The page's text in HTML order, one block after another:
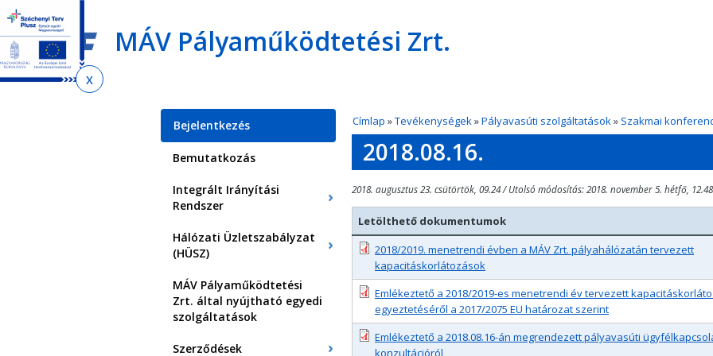
Ugrás
az
almenühöz
Ugrás
tartalomra
Ugrás
az
oldaltérképre
MÁV Pályaműködtetési Zrt.
hely
Címlap »Tevékenységek»Pályavasúti szolgáltatások» Szakmai
Bejelentkezés
Bemutatkozás
Integrált Irányítási
Rendszer
Hálózati Üzletszabályzat
(HÜSZ)
MÁV Pályaműködtetési
Zrt. által nyújtható egyedi
szolgáltatások
Szerződések
2018.08.16.
2018. augusztus 23. csütörtök, 09.24 / Utolsó módosítás: 2018. november 5. hétfő, 12.48
Letölthető dokumentumok
2018/2019. menetrendi évben a MÁV Zrt. pályahálózatán tervezett
kapacitáskorlátozások
Emlékeztető a 2018/2019-es menetrendi év tervezett
egyeztetéséről a 2017/2075 EU határozat szerint
Emlékeztető a 2018.08.16-án megrendezett pályavasúti
konzultációról